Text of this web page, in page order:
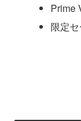
Prime
限定